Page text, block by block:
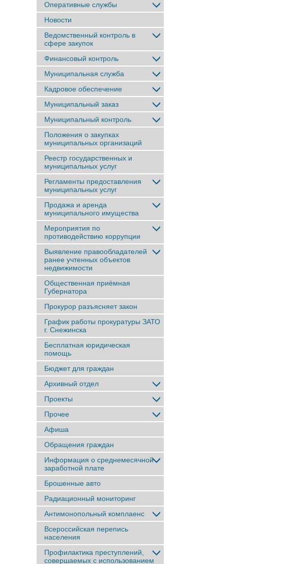
Оперативные службы
Новости
Ведомственный контроль в
сфере закупок
Финансовый контроль
Муниципальная служба
Кадровое обеспечение
Муниципальный заказ
Муниципальный контроль
Положения о закупках
муниципальных организаций
Реестр государственных и
муниципальных услуг
Регламенты предоставления
муниципальных услуг
Продажа и аренда
муниципального имущества
Мероприятия по
противодействию коррупции
Выявление правообладателей
ранее учтенныx объектов
недвижимости
Общественная приёмная
Губернатора
Прокурор разъясняет закон
График работы прокуратуры ЗАТО
г. Снежинска
Бесплатная юридическая
помощь
Бюджет для граждан
Архивный отдел
Проекты
Прочее
Афиша
Обращения граждан
Информация о среднемесячной
заработной плате
Брошенные авто
Радиационный мониторинг
Антимонопольный комплаенс
Всероссийская перепись
населения
Профилактика преступлений,
совершаемых с использованием